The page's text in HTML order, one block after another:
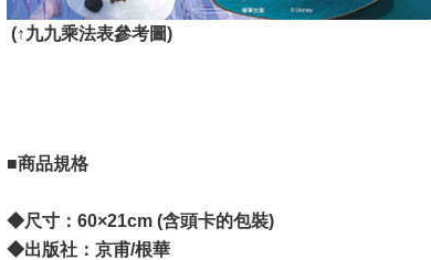
(↑九九乘法表參考圖)
■商品規格
◆尺寸：60×21cm (含頭卡的包裝)
◆出版社：京甫/根華